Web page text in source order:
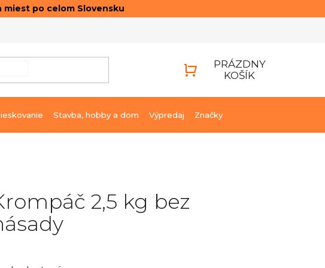
po celom Slovensku
KOŠÍK
PRÁZDNY
KOŠÍK
Stavba, hobby a dom Výpredaj Značky
2,5 kg bez